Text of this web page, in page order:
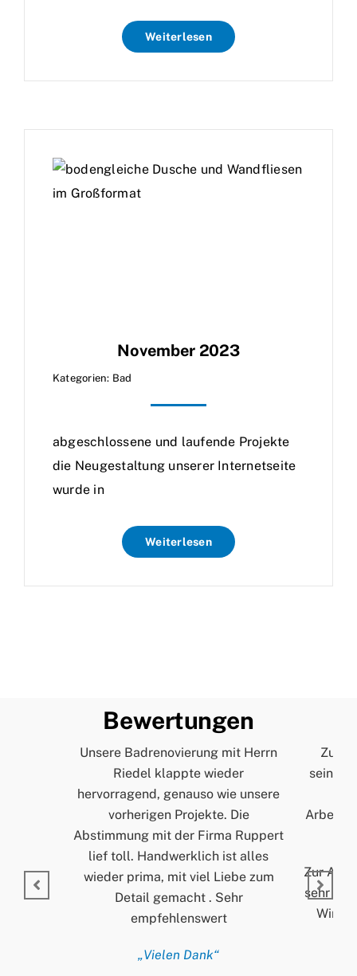
Weiterlesen
November 2023
Kategorien: Bad
abgeschlossene und laufende Projekte
die Neugestaltung unserer Internetseite
wurde in
Weiterlesen
Bewertungen
Unsere Badrenovierung mit Herrn
Riedel klappte wieder
hervorragend, genauso wie unsere
vorherigen Projekte. Die
Abstimmung mit der Firma Ruppert
lief toll. Handwerklich ist alles
wieder prima, mit viel Liebe zum
Detail gemacht . Sehr
empfehlenswert
„Vielen Dank“
Zur
seinem
Zur
sehr
Wir